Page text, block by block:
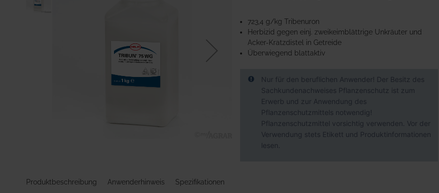
springen
springen
723,4 g/kg Tribenuron
Herbizid gegen einj. zweikeimblättrige Unkräuter und
Acker-Kratzdistel in Getreide
Überwiegend blattaktiv
Nur für den beruflichen Anwender! Der Besitz des
Sachkundenachweises Pflanzenschutz ist zum
Erwerb und zur Anwendung des
Pflanzenschutzmittels notwendig!
Pflanzenschutzmittel vorsichtig verwenden. Vor der
Verwendung stets Etikett und Produktinformationen
lesen.
Produktbeschreibung Anwenderhinweis Spezifikationen